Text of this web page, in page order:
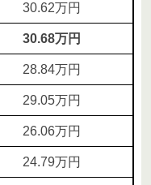
30.62万円
30.68万円
28.84万円
29.05万円
26.06万円
24.79万円